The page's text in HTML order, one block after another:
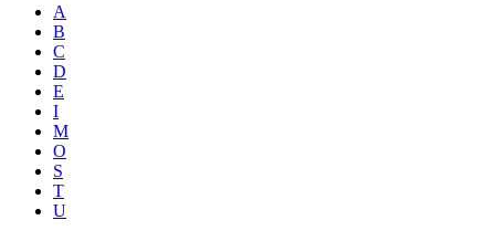
A
B
C
D
E
I
M
O
S
T
U